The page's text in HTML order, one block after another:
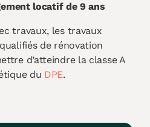
locatif de 9 ans
travaux, les travaux
de rénovation
d’atteindre la classe A
du DPE.